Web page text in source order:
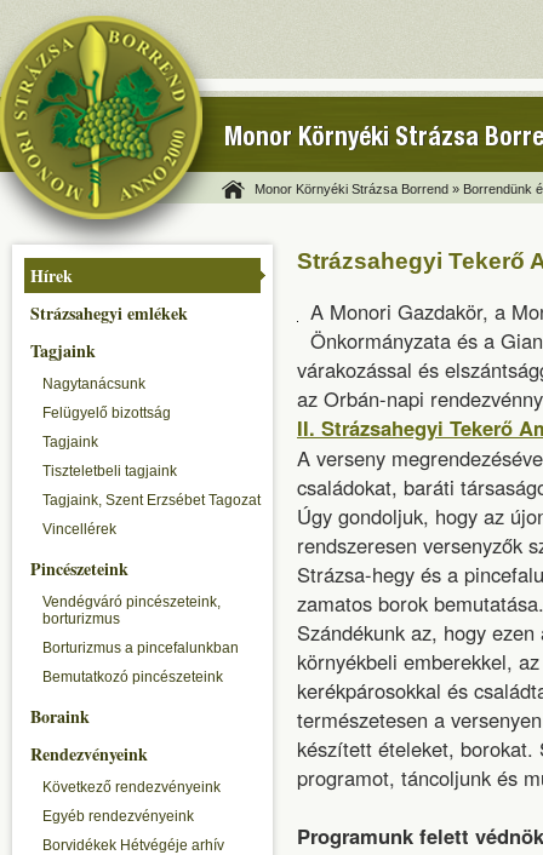
Monor Környéki Strázsa
Monor Környéki Strázsa Borrend » Borrendünk
Hírek
Strázsahegyi emlékek
Tagjaink
Nagytanácsunk
Felügyelő bizottság
Tagjaink
Tiszteletbeli tagjaink
Tagjaink, Szent Erzsébet Tagozat
Vincellérek
Pincészeteink
Vendégváró pincészeteink,
borturizmus
Borturizmus a pincefalunkban
Bemutatkozó pincészeteink
Boraink
Rendezvényeink
Következő rendezvényeink
Egyéb rendezvényeink
Borvidékek Hétvégéje arhív
Strázsahegyi Tekerő
A Monori Gazdakör, a
Önkormányzata és a
várakozással és
az Orbán-napi
II. Strázsahegyi Tekerő
A verseny
családokat, baráti
Úgy gondoljuk, hogy az
rendszeresen versenyzők
Strázsa-hegy és a
zamatos borok bemutatása.
Szándékunk az, hogy
környékbeli emberekkel,
kerékpárosokkal és
természetesen a
készített ételeket, borokat.
programot, táncoljunk és
Programunk felett